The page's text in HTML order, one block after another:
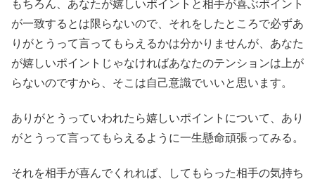
もちろん、あなたが嬉しいポイントと相手が喜ぶポイント
が一致するとは限らないので、それをしたところで必ずあ
りがとうって言ってもらえるかは分かりませんが、あなた
が嬉しいポイントじゃなければあなたのテンションは上が
らないのですから、そこは自己意識でいいと思います。
ありがとうっていわれたら嬉しいポイントについて、あり
がとうって言ってもらえるように一生懸命頑張ってみる。
それを相手が喜んでくれれば、してもらった相手の気持ち